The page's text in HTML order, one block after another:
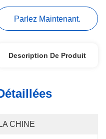
Parlez Maintenant.
Description De Produit
LA CHINE